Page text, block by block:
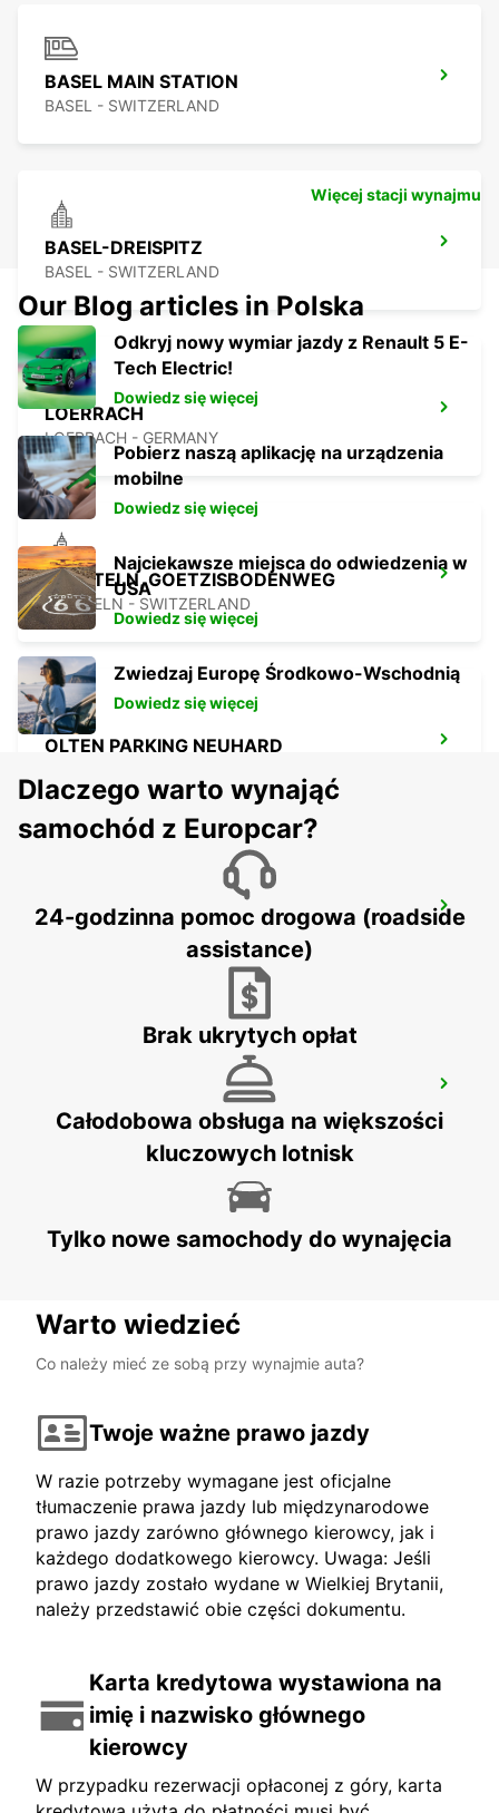
BASEL MAIN STATION
BASEL - SWITZERLAND
BASEL-DREISPITZ
BASEL - SWITZERLAND
LOERRACH
LOERRACH - GERMANY
PRATTELN, GOETZISBODENWEG
PRATTELN - SWITZERLAND
OLTEN PARKING NEUHARD
SOLOTHURN ZUCHWIL AUTO WEBER
ZUCHWIL - SWITZERLAND
BELFORT-MONTBELIARD TGV RAILWAY
MEROUX - FRANCE
Więcej stacji wynajmu
Our Blog articles in Polska
Odkryj nowy wymiar jazdy z Renault 5 E-
Tech Electric!
Dowiedz się więcej
Pobierz naszą aplikację na urządzenia
mobilne
Dowiedz się więcej
Najciekawsze miejsca do odwiedzenia w
USA
Dowiedz się więcej
Zwiedzaj Europę Środkowo-Wschodnią
Dowiedz się więcej
Dlaczego warto wynająć
samochód z Europcar?
24-godzinna pomoc drogowa (roadside
assistance)
Brak ukrytych opłat
Całodobowa obsługa na większości
kluczowych lotnisk
Tylko nowe samochody do wynajęcia
Warto wiedzieć
Co należy mieć ze sobą przy wynajmie auta?
Twoje ważne prawo jazdy
W razie potrzeby wymagane jest oficjalne
tłumaczenie prawa jazdy lub międzynarodowe
prawo jazdy zarówno głównego kierowcy, jak i
każdego dodatkowego kierowcy. Uwaga: Jeśli
prawo jazdy zostało wydane w Wielkiej Brytanii,
należy przedstawić obie części dokumentu.
Karta kredytowa wystawiona na
imię i nazwisko głównego
kierowcy
W przypadku rezerwacji opłaconej z góry, karta